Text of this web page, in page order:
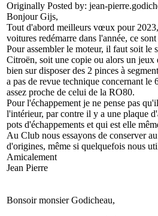
Originally Posted by: jean-
Bonjour Gijs,
Tout d'abord meilleurs vœux pour
voitures redémarre dans l'année, ce
Pour assembler le moteur, il faut soit le
Citroën, soit une copie ou alors un jeux
bien sur disposer des 2 pinces à
a pas de revue technique concernant le
assez proche de celui de la RO80.
Pour l'échappement je ne pense pas
l'intérieur, par contre il y a une plaque
pots d'échappements et qui est elle
Au Club nous essayons de conserver
d'origines, même si quelquefois nous
Amicalement
Jean Pierre
Bonsoir monsier Godicheau,